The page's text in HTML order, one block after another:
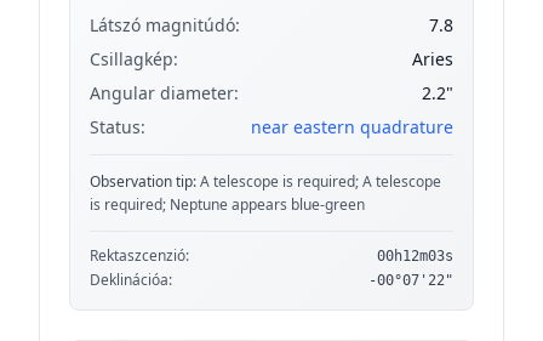
Látszó magnitúdó:
7.8
Csillagkép:
Aries
Angular diameter:
2.2"
Status:
near eastern quadrature
Observation tip:A telescope is required; A telescope
is required; Neptune appears blue-green
Rektaszcenzió: 00h12m03s
Deklinációa: -00°07'22"